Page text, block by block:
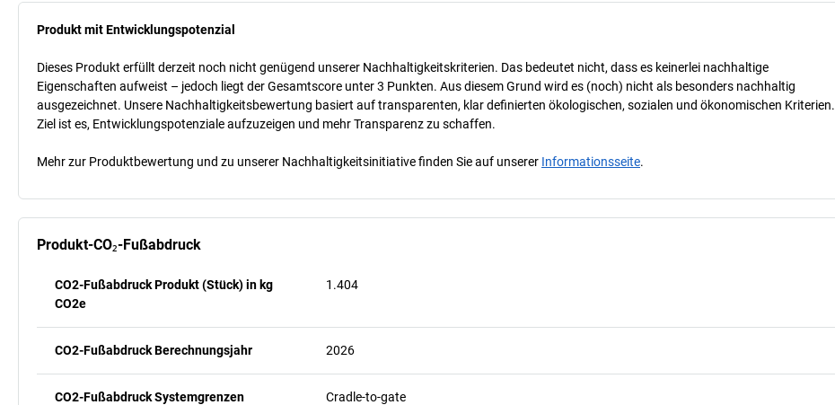
Produkt mit Entwicklungspotenzial
Dieses Produkt erfüllt derzeit noch nicht genügend unserer Nachhaltigkeitskriterien. Das bedeutet nicht, dass es keinerlei nachhaltige
Eigenschaften aufweist – jedoch liegt der Gesamtscore unter 3 Punkten. Aus diesem Grund wird es (noch) nicht als besonders nachhaltig
ausgezeichnet. Unsere Nachhaltigkeitsbewertung basiert auf transparenten, klar definierten ökologischen, sozialen und ökonomischen Kriterien.
Ziel ist es, Entwicklungspotenziale aufzuzeigen und mehr Transparenz zu schaffen.
Mehr zur Produktbewertung und zu unserer Nachhaltigkeitsinitiative finden Sie auf unserer Informationsseite.
Produkt-CO₂-Fußabdruck
CO2-Fußabdruck Produkt (Stück) in kg
CO2e
1.404
CO2-Fußabdruck Berechnungsjahr 2026
CO2-Fußabdruck Systemgrenzen Cradle-to-gate